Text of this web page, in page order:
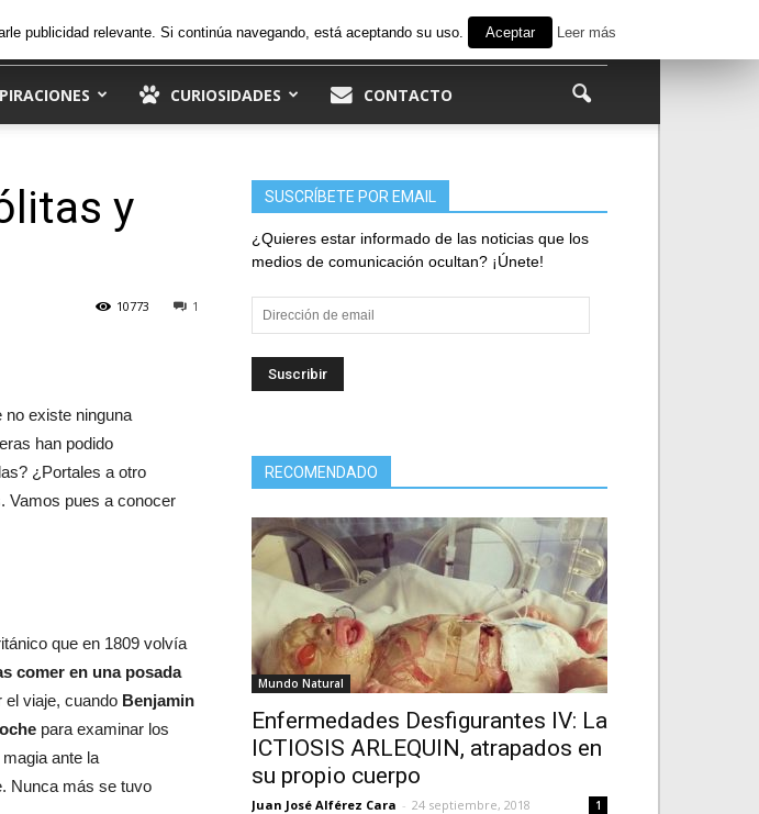
agosto de 2026 Ingresar
CURIOSIDADES CONTACTO
y
1
10773
existe ninguna
han podido
¿Portales a otro
Vamos pues a conocer
que en 1809 volvía
comer en una posada
el viaje, cuando Benjamin
para examinar los
ante la
Nunca más se tuvo
SUSCRÍBETE POR EMAIL
¿Quieres estar informado de las noticias que los
medios de comunicación ocultan? ¡Únete!
Dirección
de
email
RECOMENDADO
Mundo Natural
Enfermedades Desfigurantes IV: La
ICTIOSIS ARLEQUIN, atrapados en
su propio cuerpo
Juan José Alférez Cara - 24 septiembre, 2018 1
publicidad relevante. Si continúa navegando, está aceptando su uso. Aceptar Leer más